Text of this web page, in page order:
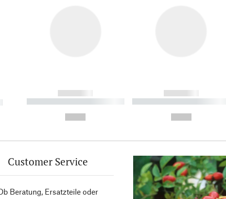
------------
----------- ----------- ----------
------------
----------- ----------- ----------
Customer Service
Beratung, Ersatzteile oder